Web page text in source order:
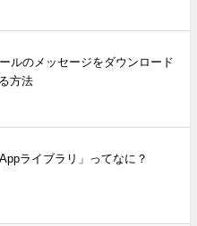
ルのメッセージをダウンロード
方法
ライブラリ」ってなに？